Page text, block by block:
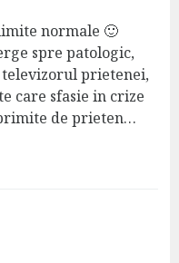
normale 🙂
spre patologic,
prietenei,
care sfasie in crize
de prieten…